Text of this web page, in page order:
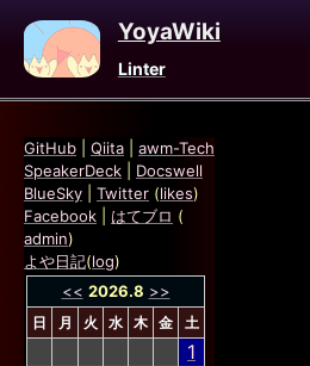
YoyaWiki
Linter
GitHub Qiita
awm-Tech
SpeakerDeck
Docswell
BlueSky
Twitter (likes)
Facebook
はてブロ (
admin)
よや日記(log)
<< 2026.8 >>
日 月 火 水 木 金 土
1